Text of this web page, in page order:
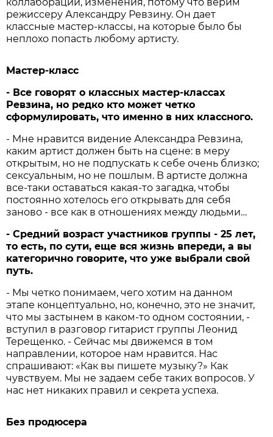
режиссеру Александру Ревзину. Он дает
классные мастер-классы, на которые было бы
неплохо попасть любому артисту.
Мастер-класс
- Все говорят о классных мастер-классах
Ревзина, но редко кто может четко
сформулировать, что именно в них классного.
- Мне нравится видение Александра Ревзина,
каким артист должен быть на сцене: в меру
открытым, но не подпускать к себе очень близко;
сексуальным, но не пошлым. В артисте должна
все-таки оставаться какая-то загадка, чтобы
постоянно хотелось его открывать для себя
заново - все как в отношениях между людьми…
- Средний возраст участников группы - 25 лет,
то есть, по сути, еще вся жизнь впереди, а вы
категорично говорите, что уже выбрали свой
путь.
- Мы четко понимаем, чего хотим на данном
этапе концептуально, но, конечно, это не значит,
что мы застынем в каком-то одном состоянии, -
вступил в разговор гитарист группы Леонид
Терещенко. - Сейчас мы движемся в том
направлении, которое нам нравится. Нас
спрашивают: «Как вы пишете музыку?» Как
чувствуем. Мы не задаем себе таких вопросов. У
нас нет никаких правил и секрета успеха.
Без продюсера